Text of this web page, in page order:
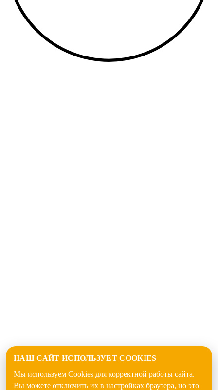
НАШ САЙТ ИСПОЛЬЗУЕТ COOKIES
Мы используем Cookies для корректной работы сайта.
Вы можете отключить их в настройках браузера, но это